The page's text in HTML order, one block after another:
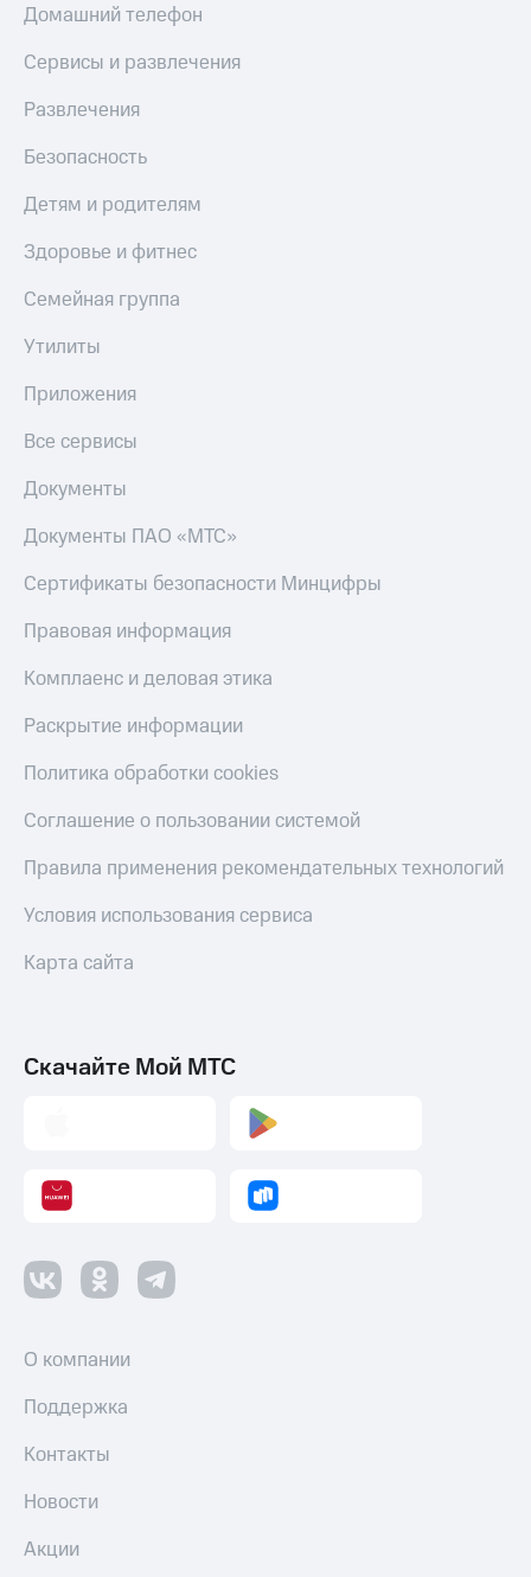
Домашний телефон
Сервисы и развлечения
Развлечения
Безопасность
Детям и родителям
Здоровье и фитнес
Семейная группа
Утилиты
Приложения
Все сервисы
Документы
Документы ПАО «МТС»
Сертификаты безопасности Минцифры
Правовая информация
Комплаенс и деловая этика
Раскрытие информации
Политика обработки cookies
Соглашение о пользовании системой
Правила применения рекомендательных технологий
Условия использования сервиса
Карта сайта
Скачайте Мой МТС
О компании
Поддержка
Контакты
Новости
Акции